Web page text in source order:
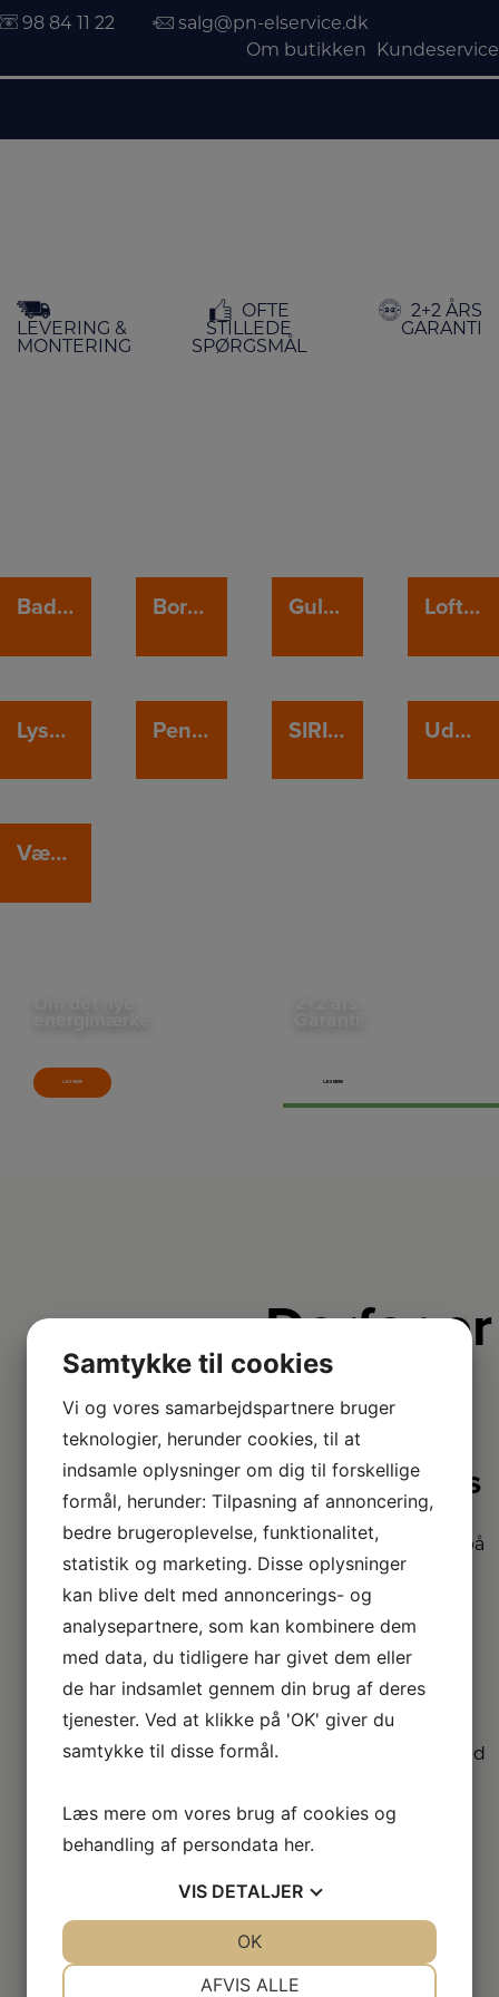
indholdet
98 84 11 22
salg@pn-elservice.dk
Om butikken
Kundeservice
LEVERING &
MONTERING
OFTE
STILLEDE
SPØRGSMÅL
2+2 ÅRS
GARANTI
Badeværelseslampe Bordlampe Gulvlampe Loftlampe
Lysskinner Pendel SIRIUS Udendørslampe
Væglampe
LÆS MERE LÆS MERE
Derfor er
vi lidt
bedre
2+2 års
garanti
Vi har udvidet garanti på
udvalgte produkter
– så du er sikret i 4 år.
Stort
sortiment
Vi har et af Danmarks
største sortimenter med
dækker hele
DK
Vælg mellem mange
forskellige
Samtykke til cookies
Vi og vores samarbejdspartnere bruger
teknologier, herunder cookies, til at
indsamle oplysninger om dig til forskellige
formål, herunder: Tilpasning af annoncering,
bedre brugeroplevelse, funktionalitet,
statistik og marketing. Disse oplysninger
kan blive delt med annoncerings- og
analysepartnere, som kan kombinere dem
med data, du tidligere har givet dem eller
de har indsamlet gennem din brug af deres
tjenester. Ved at klikke på 'OK' giver du
samtykke til disse formål.
Læs mere om vores brug af cookies og
behandling af persondata her.
VIS DETALJER
AFVIS ALLE
OK